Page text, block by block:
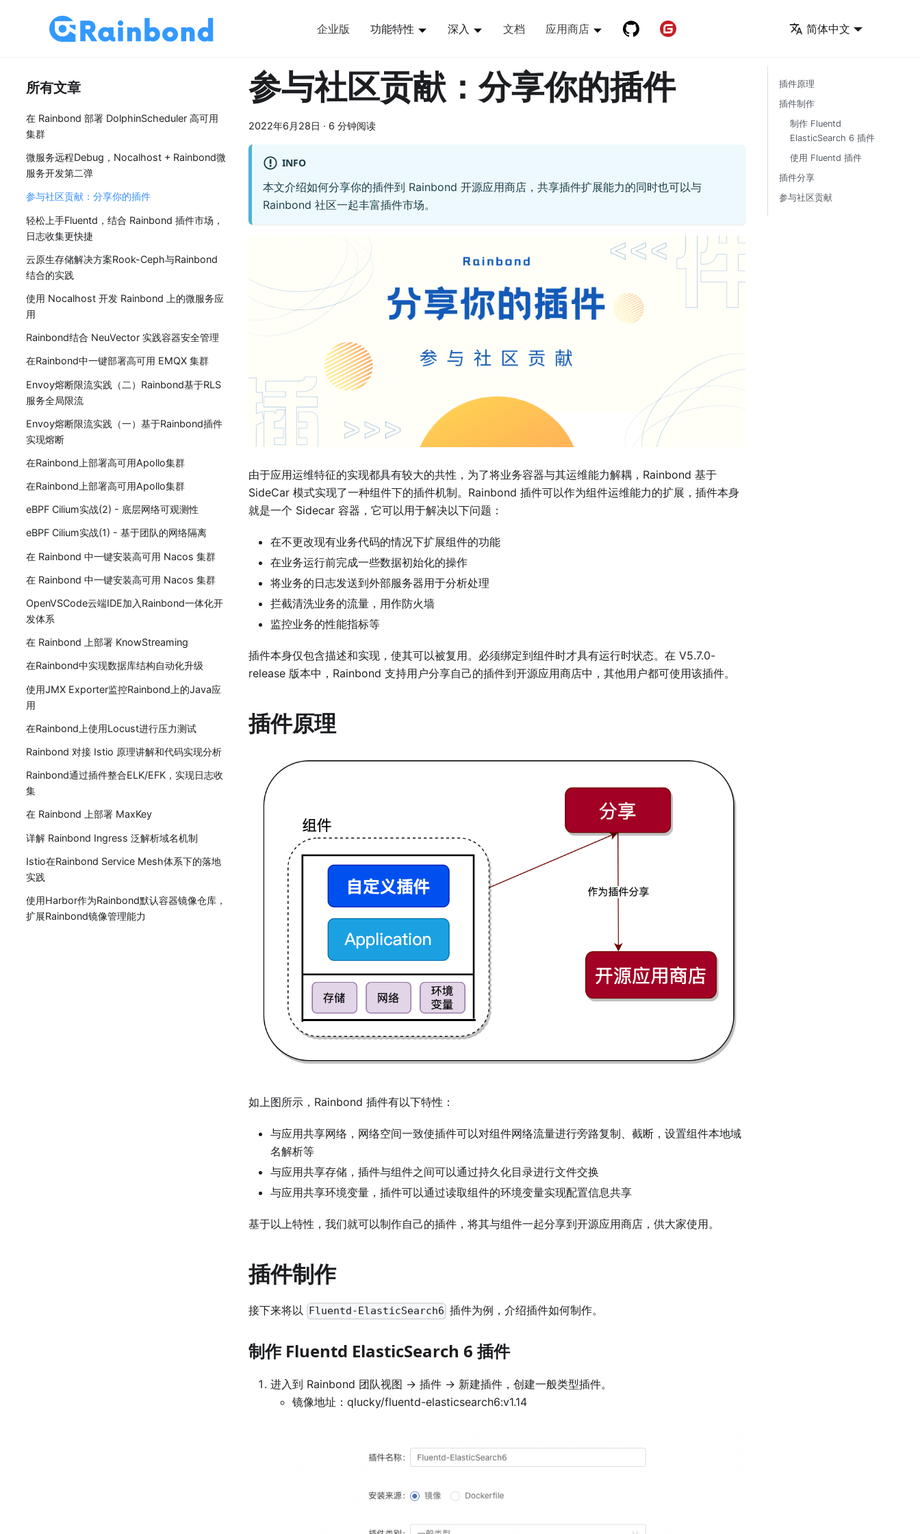
企业版 功能特性 深入 文档 应用商店 简体中文
所有文章
在 Rainbond 部署 DolphinScheduler 高可用
集群
微服务远程Debug，Nocalhost + Rainbond微
服务开发第二弹
参与社区贡献：分享你的插件
轻松上手Fluentd，结合 Rainbond 插件市场，
日志收集更快捷
云原生存储解决方案Rook-Ceph与Rainbond
结合的实践
使用 Nocalhost 开发 Rainbond 上的微服务应
用
Rainbond结合 NeuVector 实践容器安全管理
在Rainbond中一键部署高可用 EMQX 集群
Envoy熔断限流实践（二）Rainbond基于RLS
服务全局限流
Envoy熔断限流实践（一）基于Rainbond插件
实现熔断
在Rainbond上部署高可用Apollo集群
在Rainbond上部署高可用Apollo集群
eBPF Cilium实战(2) - 底层网络可观测性
eBPF Cilium实战(1) - 基于团队的网络隔离
在 Rainbond 中一键安装高可用 Nacos 集群
在 Rainbond 中一键安装高可用 Nacos 集群
OpenVSCode云端IDE加入Rainbond一体化开
发体系
在 Rainbond 上部署 KnowStreaming
在Rainbond中实现数据库结构自动化升级
使用JMX Exporter监控Rainbond上的Java应
用
在Rainbond上使用Locust进行压力测试
Rainbond 对接 Istio 原理讲解和代码实现分析
Rainbond通过插件整合ELK/EFK，实现日志收
集
在 Rainbond 上部署 MaxKey
详解 Rainbond Ingress 泛解析域名机制
Istio在Rainbond Service Mesh体系下的落地
实践
使用Harbor作为Rainbond默认容器镜像仓库，
扩展Rainbond镜像管理能力
参与社区贡献：分享你的插件
2022年6月28日 · 6 分钟阅读
INFO
本文介绍如何分享你的插件到 Rainbond 开源应用商店，共享插件扩展能力的同时也可以与
Rainbond 社区一起丰富插件市场。
由于应用运维特征的实现都具有较大的共性，为了将业务容器与其运维能力解耦，Rainbond 基于
SideCar 模式实现了一种组件下的插件机制。Rainbond 插件可以作为组件运维能力的扩展，插件本身
就是一个 Sidecar 容器，它可以用于解决以下问题：
在不更改现有业务代码的情况下扩展组件的功能
在业务运行前完成一些数据初始化的操作
将业务的日志发送到外部服务器用于分析处理
拦截清洗业务的流量，用作防火墙
监控业务的性能指标等
插件本身仅包含描述和实现，使其可以被复用。必须绑定到组件时才具有运行时状态。在 V5.7.0-
release 版本中，Rainbond 支持用户分享自己的插件到开源应用商店中，其他用户都可使用该插件。
插件原理
如上图所示，Rainbond 插件有以下特性：
与应用共享网络，网络空间一致使插件可以对组件网络流量进行旁路复制、截断，设置组件本地域
名解析等
与应用共享存储，插件与组件之间可以通过持久化目录进行文件交换
与应用共享环境变量，插件可以通过读取组件的环境变量实现配置信息共享
基于以上特性，我们就可以制作自己的插件，将其与组件一起分享到开源应用商店，供大家使用。
插件制作
接下来将以 Fluentd-ElasticSearch6 插件为例，介绍插件如何制作。
制作 Fluentd ElasticSearch 6 插件
进入到 Rainbond 团队视图 -> 插件 -> 新建插件，创建一般类型插件。
镜像地址：qlucky/fluentd-elasticsearch6:v1.14
插件原理
插件制作
制作 Fluentd
ElasticSearch 6 插件
使用 Fluentd 插件
插件分享
参与社区贡献